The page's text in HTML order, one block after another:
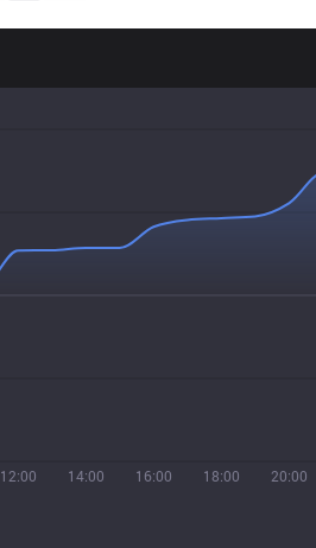
12:00 14:00 16:00 18:00 20:00